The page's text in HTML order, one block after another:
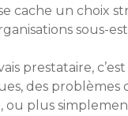
cache un choix
sous-
prestataire, c’est
des problèmes
ou plus